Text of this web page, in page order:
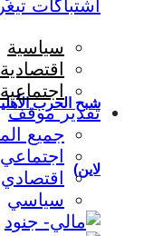
شبح الحرب
لاين)
سياسية
اقتصادية
اجتماعية
تقدير موقف
جميع
اجتماعي
اقتصادي
سياسي